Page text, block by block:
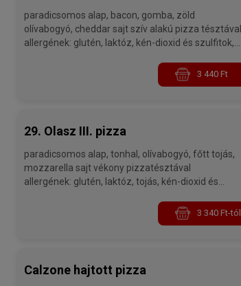
paradicsomos alap, bacon, gomba, zöld
olívabogyó, cheddar sajt szív alakú pizza tésztával
allergének: glutén, laktóz, kén-dioxid és szulfitok,
3 440 Ft
29. Olasz III. pizza
paradicsomos alap, tonhal, olívabogyó, főtt tojás,
mozzarella sajt vékony pizzatésztával
allergének: glutén, laktóz, tojás, kén-dioxid és
3 340 Ft-tól
Calzone hajtott pizza